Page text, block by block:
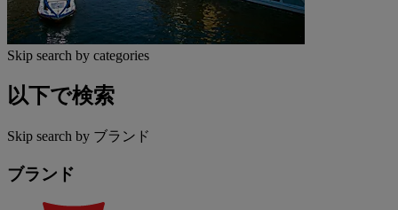
Skip search by categories
以下で検索
Skip search by ブランド
ブランド